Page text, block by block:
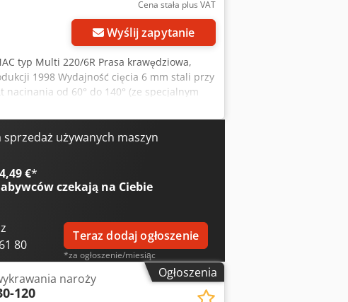
Cena stała plus VAT
Wyślij zapytanie
typ Multi 220/6R Prasa krawędziowa,
1998 Wydajność cięcia 6 mm stali przy
od 60° do 140° (ze specjalnym
x 640 - Ręczna regulacja kąta za pomocą
ostrzy Crjdpfxomck Rye Afvsf -
regulacja szczeliny cięcia - Urządzenie
w stół - Szyny oporowe z regulacją kąta
do gięcia matrycowego) Siła nacisku 18
prędkość podnoszenia - Płynnie
roboczego - Odwracalna pryzma z 4
= 415 mm Moc silnika 4 kW Podłączenie
1150 x 1050 x 1460 mm Waga ok. 1000
używanych maszyn
€*
czekają na Ciebie
80
Teraz dodaj ogłoszenie
*za ogłoszenie/miesiąc
Ogłoszenia
naroży
120